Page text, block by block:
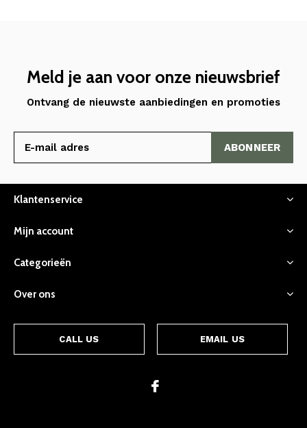
Meld je aan voor onze nieuwsbrief
Ontvang de nieuwste aanbiedingen en promoties
ABONNEER
Klantenservice
Mijn account
Categorieën
Over ons
CALL US EMAIL US